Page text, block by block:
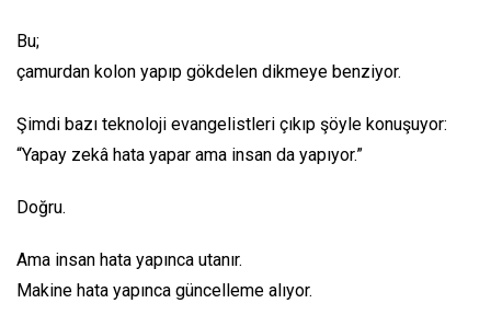
Bu;
çamurdan kolon yapıp gökdelen dikmeye benziyor.
Şimdi bazı teknoloji evangelistleri çıkıp şöyle konuşuyor:
“Yapay zekâ hata yapar ama insan da yapıyor.”
Doğru.
Ama insan hata yapınca utanır.
Makine hata yapınca güncelleme alıyor.